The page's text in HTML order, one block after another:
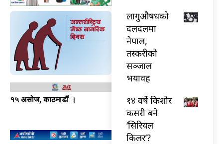
१५ असोज, काठमाडौं ।
लागुऔषधको
दलदलमा
नेपाल,
तस्करीको
सञ्जाल
भयावह
१४ वर्षे किशोर
कसरी बने
‘सिरियल
किलर’?